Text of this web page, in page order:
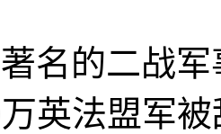
名的二战
英法盟军